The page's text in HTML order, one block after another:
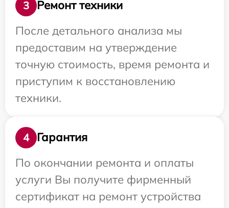
3
Ремонт техники
После детального анализа мы
предоставим на утверждение
точную стоимость, время ремонта и
приступим к восстановлению
техники.
4
Гарантия
По окончании ремонта и оплаты
услуги Вы получите фирменный
сертификат на ремонт устройства